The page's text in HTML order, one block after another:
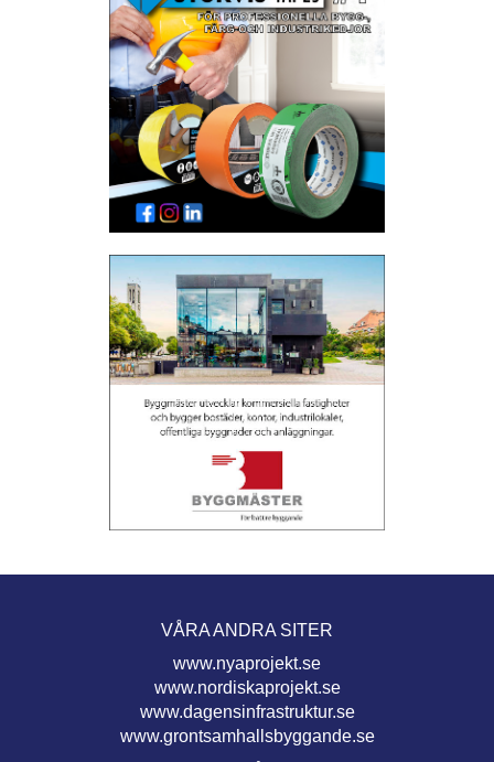
VÅRA ANDRA SITER
www.nyaprojekt.se
www.nordiskaprojekt.se
www.dagensinfrastruktur.se
www.grontsamhallsbyggande.se